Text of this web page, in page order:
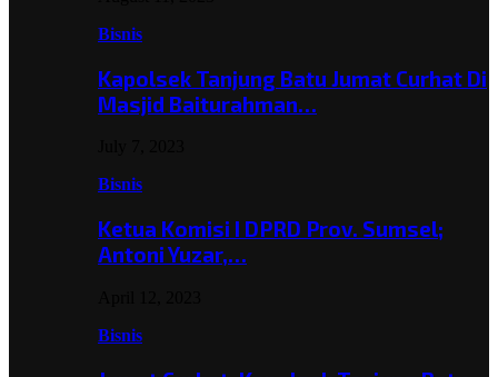
Bisnis
Kapolsek Tanjung Batu Jumat Curhat Di
Masjid Baiturahman…
Bisnis
Ketua Komisi I DPRD Prov. Sumsel;
Antoni Yuzar,…
Bisnis